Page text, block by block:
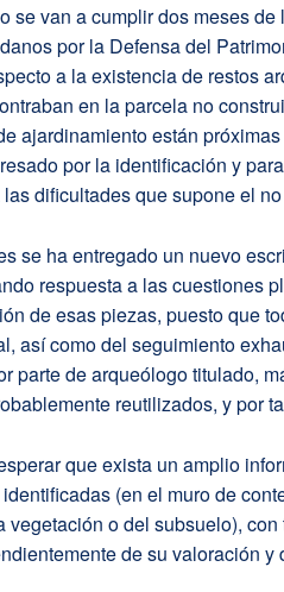
se van a cumplir dos meses de
por la Defensa del
a la existencia de restos
en la parcela no
ajardinamiento están
por la identificación y
dificultades que supone el
se ha entregado un nuevo
respuesta a las cuestiones
de esas piezas, puesto que
así como del seguimiento
parte de arqueólogo titulado,
reutilizados, y por
que exista un amplio
(en el muro de
vegetación o del subsuelo),
de su valoración y